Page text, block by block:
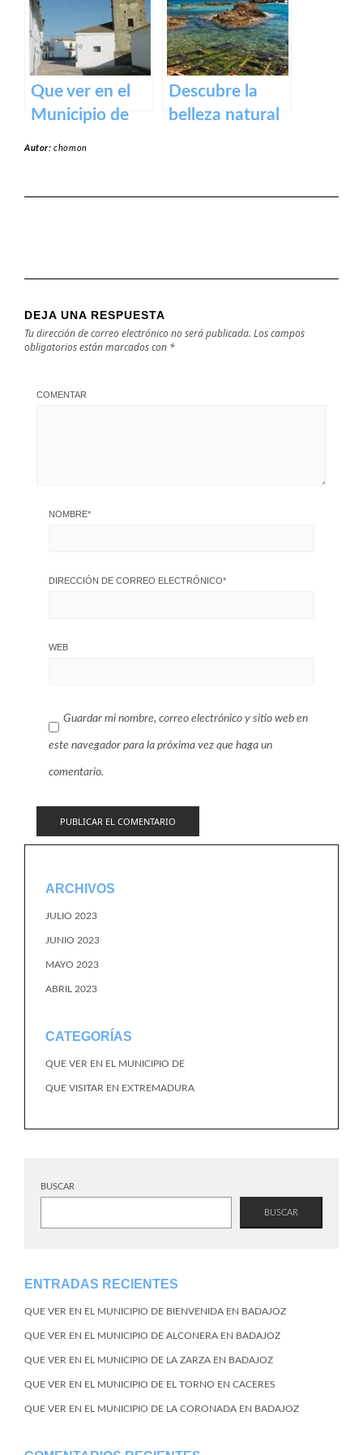
y actividades al
aire libre
Que ver en el
Municipio de
Descubre la
belleza natural
Autor:chomon
DEJA UNA RESPUESTA
Tu dirección de correo electrónico no será publicada. Los campos
obligatorios están marcados con *
COMENTAR
NOMBRE*
DIRECCIÓN DE CORREO ELECTRÓNICO*
WEB
Guardar mi nombre, correo electrónico y sitio web en
este navegador para la próxima vez que haga un
comentario.
ARCHIVOS
JULIO 2023
JUNIO 2023
MAYO 2023
ABRIL 2023
CATEGORÍAS
QUE VER EN EL MUNICIPIO DE
QUE VISITAR EN EXTREMADURA
BUSCAR
BUSCAR
ENTRADAS RECIENTES
QUE VER EN EL MUNICIPIO DE BIENVENIDA EN BADAJOZ
QUE VER EN EL MUNICIPIO DE ALCONERA EN BADAJOZ
QUE VER EN EL MUNICIPIO DE LA ZARZA EN BADAJOZ
QUE VER EN EL MUNICIPIO DE EL TORNO EN CACERES
QUE VER EN EL MUNICIPIO DE LA CORONADA EN BADAJOZ